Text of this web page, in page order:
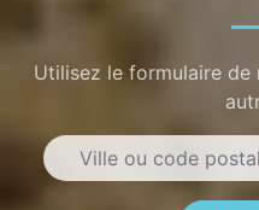
Utilisez le formulaire